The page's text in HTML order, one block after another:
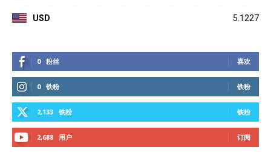
USD 5.1227
0 粉丝 喜欢
0 铁粉 铁粉
2,133 铁粉 铁粉
2,688 用户 订阅